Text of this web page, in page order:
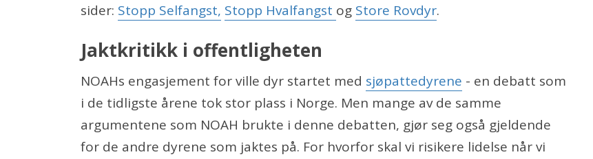
sider: Stopp Selfangst, Stopp Hvalfangst og Store Rovdyr.
Jaktkritikk i offentligheten
NOAHs engasjement for ville dyr startet med sjøpattedyrene - en debatt som
i de tidligste årene tok stor plass i Norge. Men mange av de samme
argumentene som NOAH brukte i denne debatten, gjør seg også gjeldende
for de andre dyrene som jaktes på. For hvorfor skal vi risikere lidelse når vi